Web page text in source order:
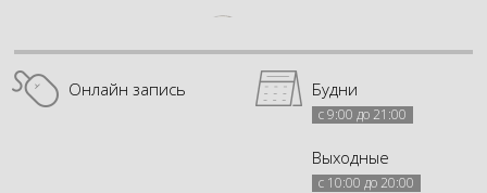
Онлайн запись Будни
с 9:00 до 21:00
Выходные
с 10:00 до 20:00